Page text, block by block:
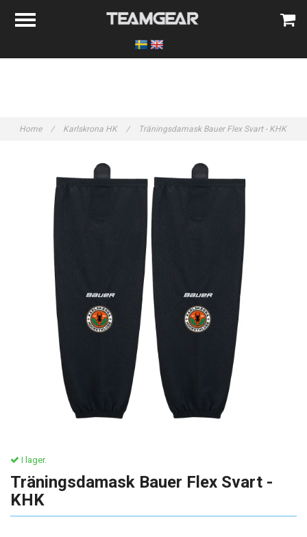
Home / Karlskrona HK / Träningsdamask Bauer Flex Svart - KHK
I lager.
Träningsdamask Bauer Flex Svart -
KHK